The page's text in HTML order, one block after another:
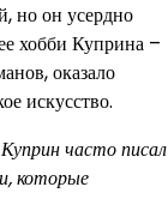
но он усердно
хобби Куприна –
оказало
искусство.
часто писал
которые